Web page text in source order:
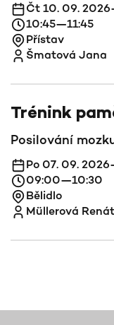
Čt 10. 09.
10:45—11:45
Přístav
Šmatová Jana
Trénink
Posilování
Po 07. 09.
09:00—10:30
Bělidlo
Müllerová